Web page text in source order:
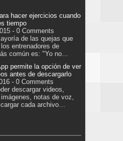
hacer ejercicios cuando
tiempo
- 0 Comments
de las quejas que
entrenadores de
común es: "Yo no…
permite la opción de ver
antes de descargarlo
- 0 Comments
descargar videos,
notas de voz,
cada archivo…